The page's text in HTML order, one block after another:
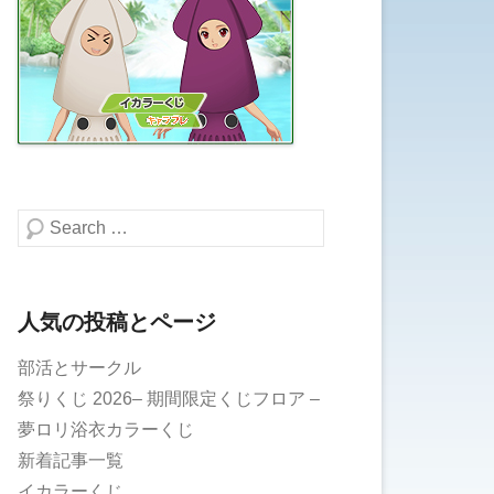
検索する
人気の投稿とページ
部活とサークル
祭りくじ 2026– 期間限定くじフロア –
夢ロリ浴衣カラーくじ
新着記事一覧